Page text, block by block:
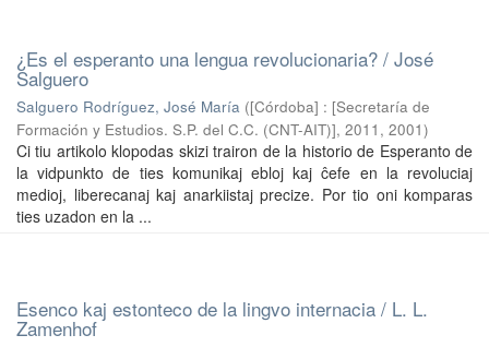
¿Es el esperanto una lengua revolucionaria? / José
Salguero
Salguero Rodríguez, José María ([Córdoba] : [Secretaría de
Formación y Estudios. S.P. del C.C. (CNT-AIT)], 2011 , 2001)
Ci tiu artikolo klopodas skizi trairon de la historio de Esperanto de
la vidpunkto de ties komunikaj ebloj kaj ĉefe en la revoluciaj
medioj, liberecanaj kaj anarkiistaj precize. Por tio oni komparas
ties uzadon en la ...
Esenco kaj estonteco de la lingvo internacia / L. L.
Zamenhof